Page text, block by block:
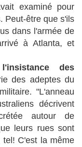
examiné pour
Peut-être que s'ils
dans l'armée de
à Atlanta, et
l'insistance des
des adeptes du
"L'anneau
décrivent
autour de
leurs rues sont
C'est la même